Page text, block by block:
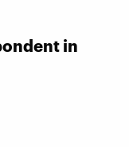
in